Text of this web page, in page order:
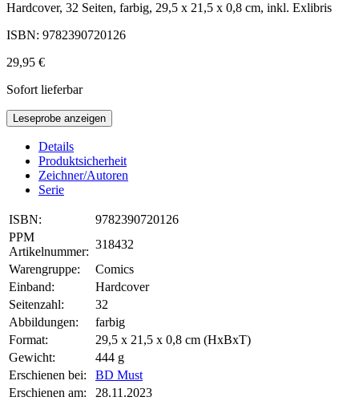
Hardcover, 32 Seiten, farbig, 29,5 x 21,5 x 0,8 cm, inkl. Exlibris
ISBN: 9782390720126
29,95 €
Sofort lieferbar
Leseprobe anzeigen
Details
Produktsicherheit
Zeichner/Autoren
Serie
ISBN:
9782390720126
PPM
Artikelnummer:
318432
Warengruppe:
Comics
Einband:
Hardcover
Seitenzahl:
32
Abbildungen:
farbig
Format:
29,5 x 21,5 x 0,8 cm (HxBxT)
Gewicht:
444 g
Erschienen bei:
BD Must
Erschienen am:
28.11.2023